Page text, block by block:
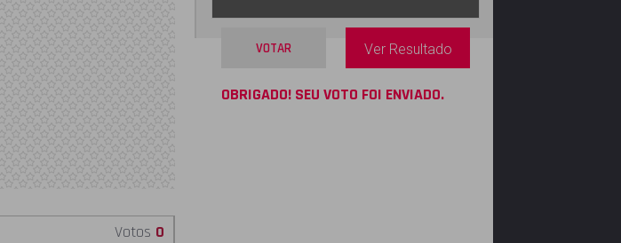
Votos 0
VOTAR Ver Resultado
OBRIGADO! SEU VOTO FOI ENVIADO.